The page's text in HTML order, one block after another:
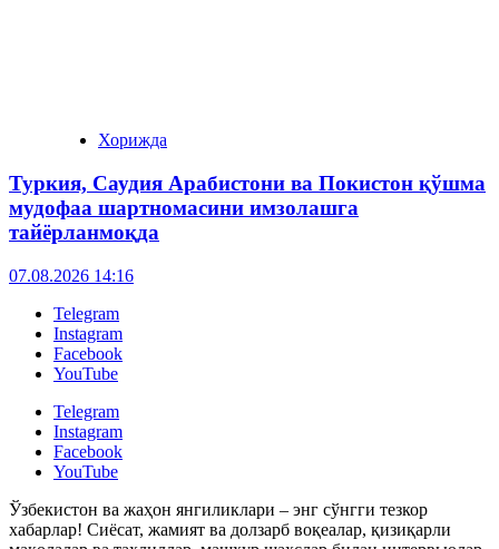
Хорижда
Туркия, Саудия Арабистони ва Покистон қўшма
мудофаа шартномасини имзолашга
тайёрланмоқда
07.08.2026 14:16
Telegram
Instagram
Facebook
YouTube
Telegram
Instagram
Facebook
YouTube
Ўзбекистон ва жаҳон янгиликлари – энг сўнгги тезкор
хабарлар! Сиёсат, жамият ва долзарб воқеалар, қизиқарли